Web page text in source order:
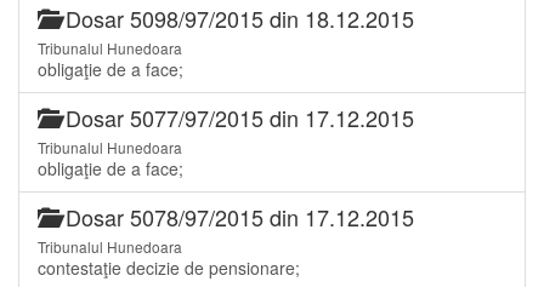
Dosar 5098/97/2015 din 18.12.2015
Tribunalul Hunedoara
obligaţie de a face;
Dosar 5077/97/2015 din 17.12.2015
Tribunalul Hunedoara
obligaţie de a face;
Dosar 5078/97/2015 din 17.12.2015
Tribunalul Hunedoara
contestaţie decizie de pensionare;